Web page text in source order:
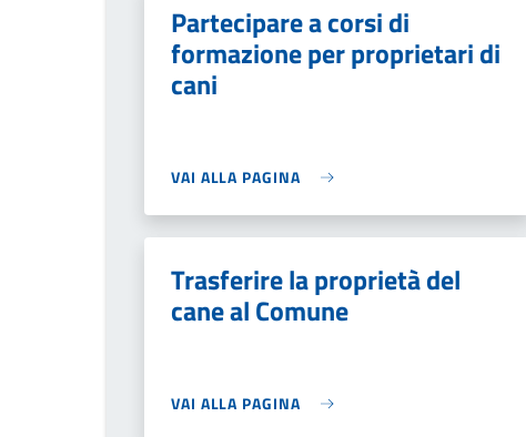
Partecipare a corsi di
formazione per proprietari di
cani
VAI ALLA PAGINA
Trasferire la proprietà del
cane al Comune
VAI ALLA PAGINA